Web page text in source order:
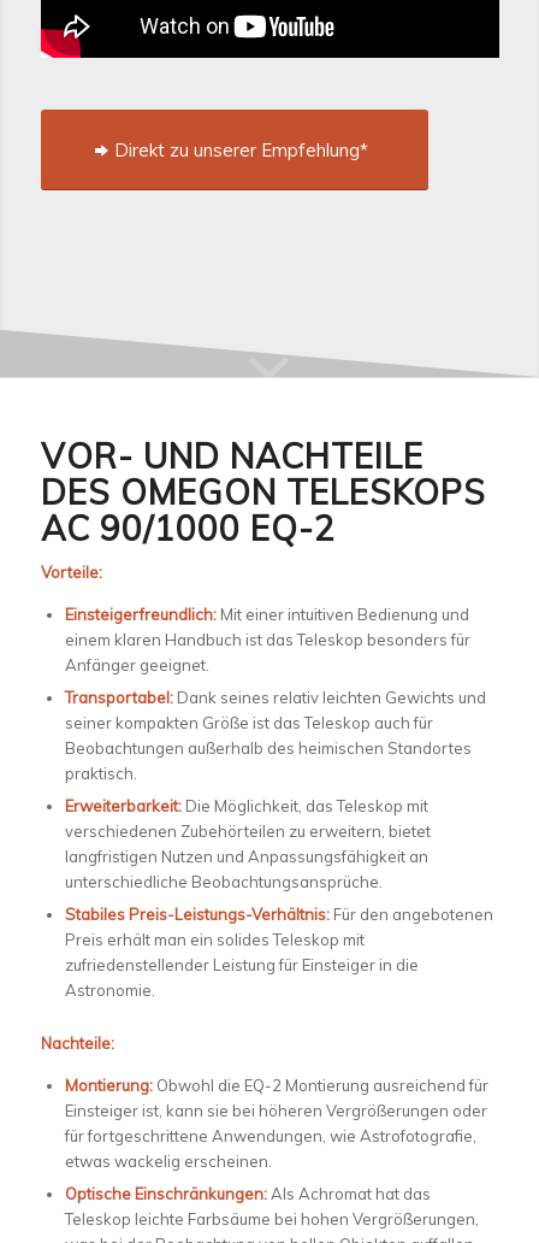
Direkt zu unserer Empfehlung*
VOR- UND NACHTEILE
DES OMEGON TELESKOPS
AC 90/1000 EQ-2
Vorteile:
Einsteigerfreundlich:Mit einer intuitiven Bedienung und
einem klaren Handbuch ist das Teleskop besonders für
Anfänger geeignet.
Transportabel:Dank seines relativ leichten Gewichts und
seiner kompakten Größe ist das Teleskop auch für
Beobachtungen außerhalb des heimischen Standortes
praktisch.
Erweiterbarkeit:Die Möglichkeit, das Teleskop mit
verschiedenen Zubehörteilen zu erweitern, bietet
langfristigen Nutzen und Anpassungsfähigkeit an
unterschiedliche Beobachtungsansprüche.
Stabiles Preis-Leistungs-Verhältnis:Für den angebotenen
Preis erhält man ein solides Teleskop mit
zufriedenstellender Leistung für Einsteiger in die
Astronomie.
Nachteile:
Montierung:Obwohl die EQ-2 Montierung ausreichend für
Einsteiger ist, kann sie bei höheren Vergrößerungen oder
für fortgeschrittene Anwendungen, wie Astrofotografie,
etwas wackelig erscheinen.
Optische Einschränkungen:Als Achromat hat das
Teleskop leichte Farbsäume bei hohen Vergrößerungen,